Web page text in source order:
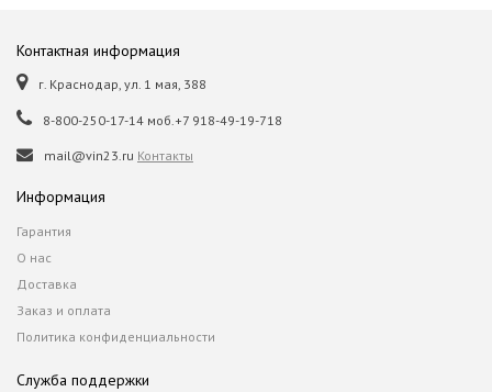
Контактная информация
г. Краснодар, ул. 1 мая, 388
8-800-250-17-14 моб.+7 918-49-19-718
mail@vin23.ru Контакты
Информация
Гарантия
О нас
Доставка
Заказ и оплата
Политика конфиденциальности
Служба поддержки